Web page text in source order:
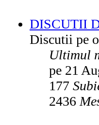
DISCUTII
Discutii pe
Ultimul
pe 21
177
2436